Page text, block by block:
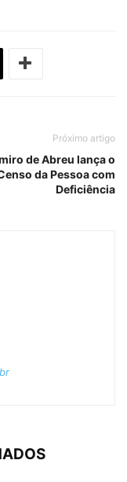
Próximo artigo
de Abreu lança o
da Pessoa com
Deficiência